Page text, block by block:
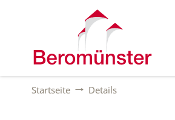
Startseite Details